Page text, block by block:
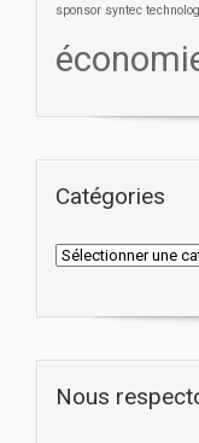
sponsor syntec
Catégories
Nous